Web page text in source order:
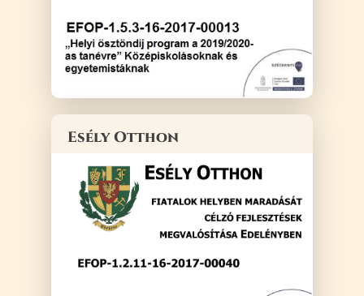
Esély Otthon